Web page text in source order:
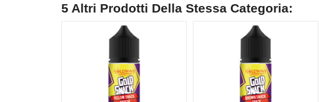
5 Altri Prodotti Della Stessa Categoria: